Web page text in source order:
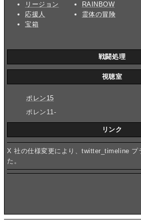
リージョン
応援人
宝箱
RAINBOW
霊体の冒険
戦闘処理
視聴室
ポレン15
ポレン11-
リンク
X 社の仕様変更により、twitter_timeline プ
た。